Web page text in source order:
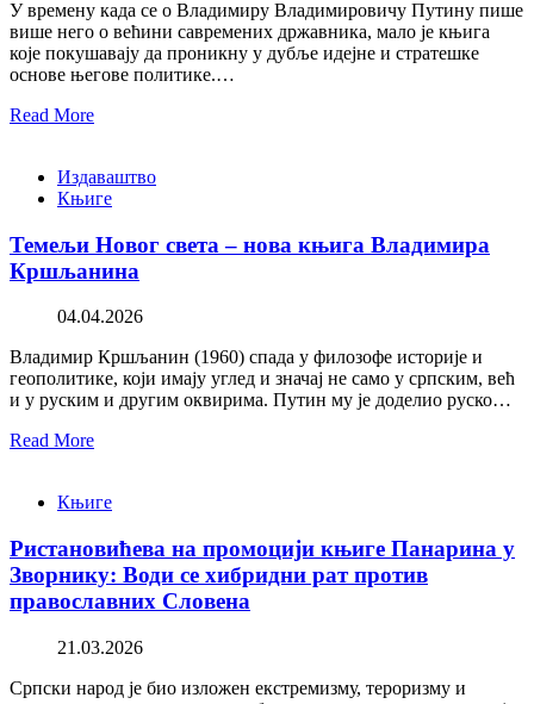
У времену када се о Владимиру Владимировичу Путину пише
више него о већини савремених државника, мало је књига
које покушавају да проникну у дубље идејне и стратешке
основе његове политике.…
Read More
Издаваштво
Књиге
Темељи Новог света – нова књига Владимира
Кршљанина
04.04.2026
Владимир Кршљанин (1960) спада у филозофе историје и
геополитике, који имају углед и значај не само у српским, већ
и у руским и другим оквирима. Путин му је доделио руско…
Read More
Књиге
Ристановићева на промоцији књиге Панарина у
Зворнику: Води се хибридни рат против
православних Словена
21.03.2026
Српски народ је био изложен екстремизму, тероризму и